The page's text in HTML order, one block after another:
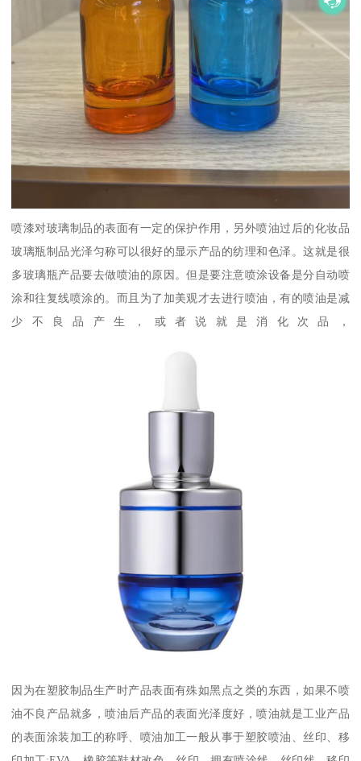
喷漆对玻璃制品的表面有一定的保护作用，另外喷油过后的化妆品
玻璃瓶制品光泽匀称可以很好的显示产品的纺理和色泽。这就是很
多玻璃瓶产品要去做喷油的原因。但是要注意喷涂设备是分自动喷
涂和往复线喷涂的。而且为了加美观才去进行喷油，有的喷油是减
少不良品产生，或者说就是消化次品，
因为在塑胶制品生产时产品表面有殊如黑点之类的东西，如果不喷
油不良产品就多，喷油后产品的表面光泽度好，喷油就是工业产品
的表面涂装加工的称呼、喷油加工一般从事于塑胶喷油、丝印、移